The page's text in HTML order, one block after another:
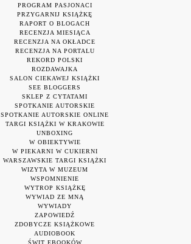
PROGRAM PASJONACI
PRZYGARNIJ KSIĄŻKĘ
RAPORT O BLOGACH
RECENZJA MIESIĄCA
RECENZJA NA OKŁADCE
RECENZJA NA PORTALU
REKORD POLSKI
ROZDAWAJKA
SALON CIEKAWEJ KSIĄŻKI
SEE BLOGGERS
SKLEP Z CYTATAMI
SPOTKANIE AUTORSKIE
SPOTKANIE AUTORSKIE ONLINE
TARGI KSIĄŻKI W KRAKOWIE
UNBOXING
W OBIEKTYWIE
W PIEKARNI W CUKIERNI
WARSZAWSKIE TARGI KSIĄŻKI
WIZYTA W MUZEUM
WSPOMNIENIE
WYTROP KSIĄŻKĘ
WYWIAD ZE MNĄ
WYWIADY
ZAPOWIEDŹ
ZDOBYCZE KSIĄŻKOWE
AUDIOBOOK
ŚWIT EBOOKÓW